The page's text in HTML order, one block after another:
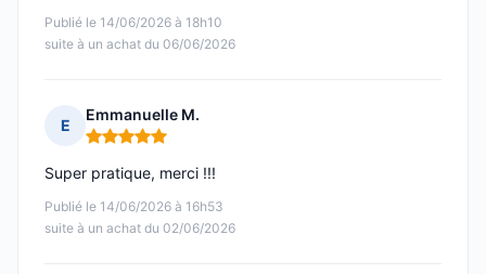
Publié le 14/06/2026 à 18h10
suite à un achat du 06/06/2026
E
Emmanuelle M.
Note : 5 sur 5
Publié le 14/06/2026 à 16h53
suite à un achat du 02/06/2026
Super pratique, merci !!!